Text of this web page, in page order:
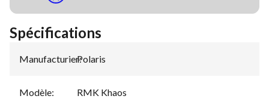
Spécifications
Manufacturier:
Polaris
Modèle: RMK Khaos